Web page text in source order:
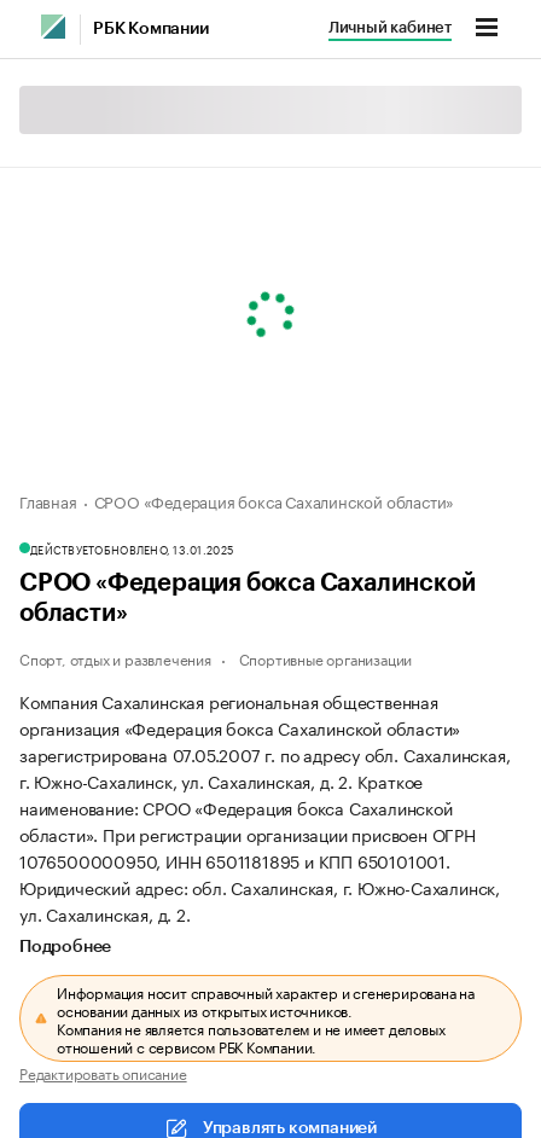
РБК Компании Личный кабинет
Главная СРОО «Федерация бокса Сахалинской области»
ДЕЙСТВУЕТОБНОВЛЕНО, 13.01.2025
СРОО «Федерация бокса Сахалинской
области»
Спорт, отдых и развлечения Спортивные организации
Компания Сахалинская региональная общественная
организация «Федерация бокса Сахалинской области»
зарегистрирована 07.05.2007 г. по адресу обл. Сахалинская,
г. Южно-Сахалинск, ул. Сахалинская, д. 2. Краткое
наименование: СРОО «Федерация бокса Сахалинской
области». При регистрации организации присвоен ОГРН
1076500000950, ИНН 6501181895 и КПП 650101001.
Юридический адрес: обл. Сахалинская, г. Южно-Сахалинск,
ул. Сахалинская, д. 2.
Подробнее
Информация носит справочный характер и сгенерирована на
основании данных из открытых источников.
Компания не является пользователем и не имеет деловых
отношений с сервисом РБК Компании.
Редактировать описание
Управлять компанией